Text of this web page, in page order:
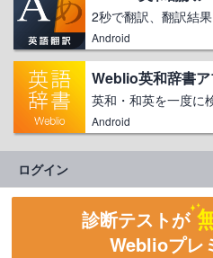
2秒で翻訳、翻訳結果
Android
Weblio英和辞書ア
英和・和英を一度に
Android
ログイン
診断テストが
Weblioプレ